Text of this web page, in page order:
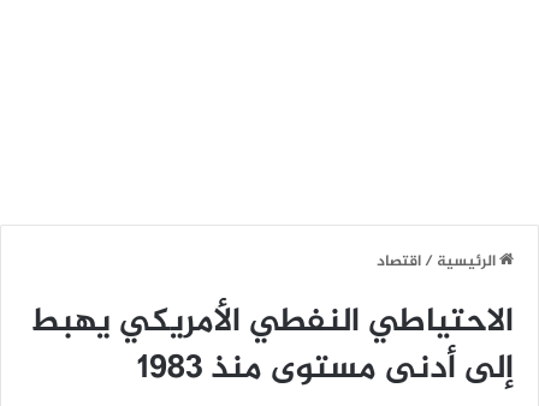
الرئيسية/اقتصاد
الاحتياطي النفطي الأمريكي يهبط
إلى أدنى مستوى منذ 1983